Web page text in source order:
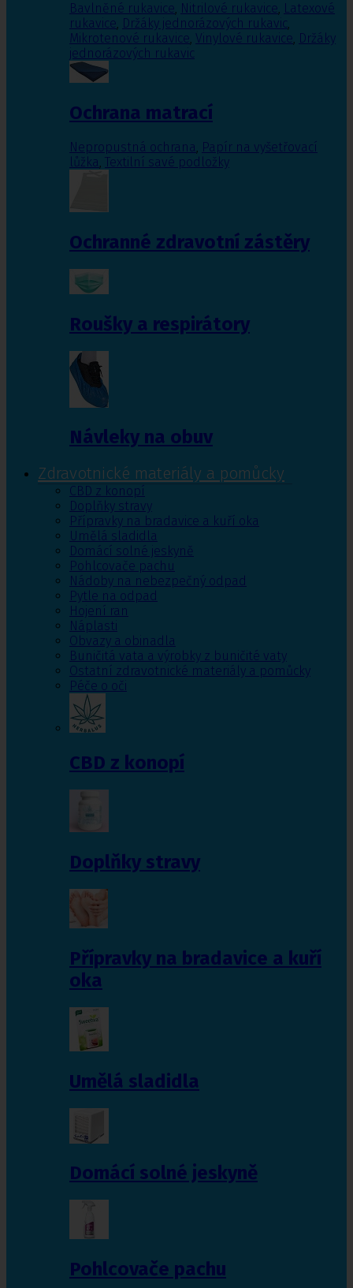
Bavlněné rukavice, Nitrilové rukavice, Latexové
rukavice, Držáky jednorázových rukavic,
Mikrotenové rukavice, Vinylové rukavice, Držáky
jednorázových rukavic
Ochrana matrací
Nepropustná ochrana, Papír na vyšetřovací
lůžka, Textilní savé podložky
Ochranné zdravotní zástěry
Roušky a respirátory
Návleky na obuv
Zdravotnické materiály a pomůcky
CBD z konopí
Doplňky stravy
Přípravky na bradavice a kuří oka
Umělá sladidla
Domácí solné jeskyně
Pohlcovače pachu
Nádoby na nebezpečný odpad
Pytle na odpad
Hojení ran
Náplasti
Obvazy a obinadla
Buničitá vata a výrobky z buničité vaty
Ostatní zdravotnické materiály a pomůcky
Péče o oči
CBD z konopí
Doplňky stravy
Přípravky na bradavice a kuří
oka
Umělá sladidla
Domácí solné jeskyně
Pohlcovače pachu